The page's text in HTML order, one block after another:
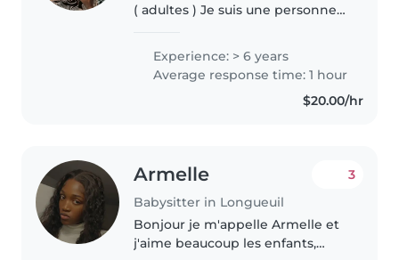
( adultes ) Je suis une personne
ponctuelle, sens de
l'organisation et de l'initiative.
J'aime la baignade,..
Experience: > 6 years
Average response time: 1 hour
$20.00/hr
Armelle
Babysitter in Longueuil
3
Bonjour je m'appelle Armelle et
j'aime beaucoup les enfants,